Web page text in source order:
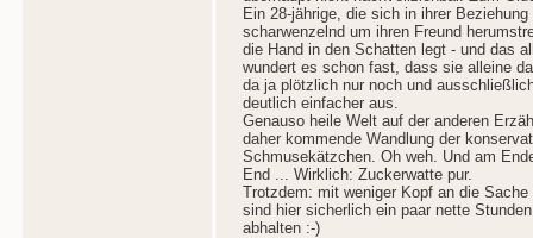
Ein 28-jährige, die sich in ihrer
scharwenzelnd um ihren Freund
die Hand in den Schatten legt - und das
wundert es schon fast, dass sie alleine
da ja plötzlich nur noch und
deutlich einfacher aus.
Genauso heile Welt auf der anderen
daher kommende Wandlung der
Schmusekätzchen. Oh weh. Und am
End ... Wirklich: Zuckerwatte pur.
Trotzdem: mit weniger Kopf an die
sind hier sicherlich ein paar nette
abhalten :-)